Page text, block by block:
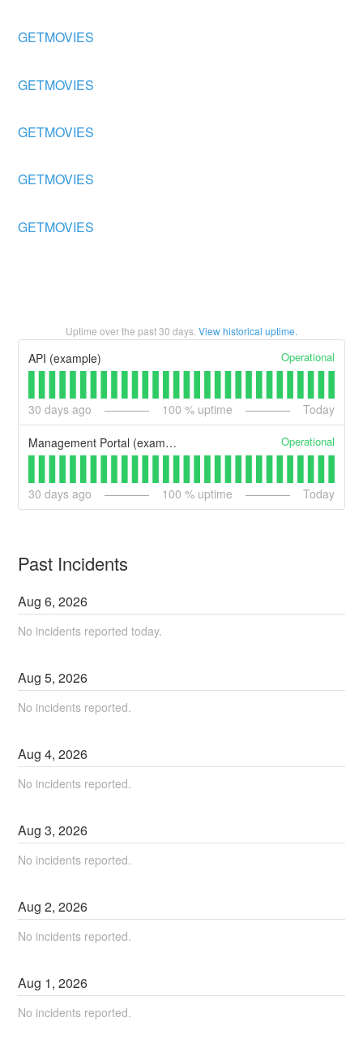
GETMOVIES
GETMOVIES
GETMOVIES
GETMOVIES
GETMOVIES
Uptime over the past30 days. View historical uptime.
API (example) Operational
30 days ago 100 % uptime Today
Management Portal (example) Operational
30 days ago 100 % uptime Today
Past Incidents
Aug6,2026
No incidents reported today.
Aug5,2026
No incidents reported.
Aug4,2026
No incidents reported.
Aug3,2026
No incidents reported.
Aug2,2026
No incidents reported.
Aug 1,2026
No incidents reported.